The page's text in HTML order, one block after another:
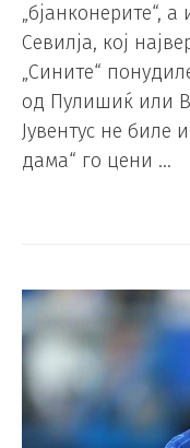
„бјанконерите“,
Севилја, кој
„Сините“
од Пулишиќ или
Јувентус не биле
дама“ го цени …